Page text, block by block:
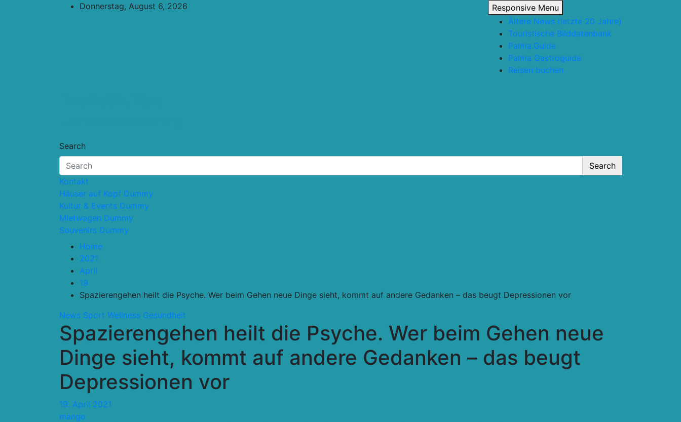
Donnerstag, August 6, 2026
Responsive Menu
Ältere News (letzte 20 Jahre)
Touristische Bilddatenbank
Palma.Guide
Palma Gastroguide
Reisen buchen
Search
Search
Kontakt
Häuser auf Kopf Dummy
Kultur & Events Dummy
Mietwagen Dummy
Souvenirs Dummy
Home
2021
April
19
Spazierengehen heilt die Psyche. Wer beim Gehen neue Dinge sieht, kommt auf andere Gedanken – das beugt Depressionen vor
News Sport Wellness Gesundheit
Spazierengehen heilt die Psyche. Wer beim Gehen neue
Dinge sieht, kommt auf andere Gedanken – das beugt
Depressionen vor
19. April 2021
mango